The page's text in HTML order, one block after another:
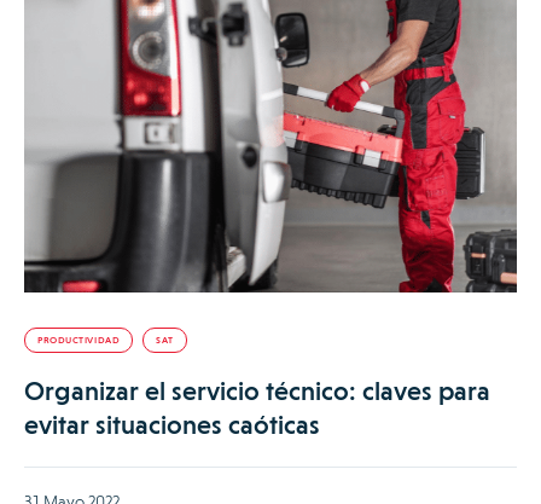
PRODUCTIVIDAD SAT
Organizar el servicio técnico: claves para
evitar situaciones caóticas